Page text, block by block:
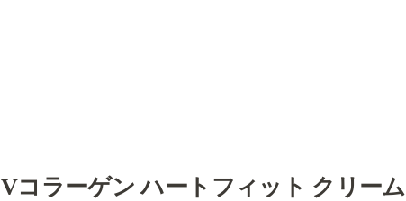
Vコラーゲン ハートフィット クリーム